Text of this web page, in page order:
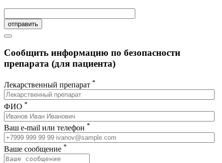
отправить
Сообщить информацию по безопасности
препарата (для пациента)
Лекарственный препарат *
ФИО *
Ваш e-mail или телефон *
Ваше сообщение *